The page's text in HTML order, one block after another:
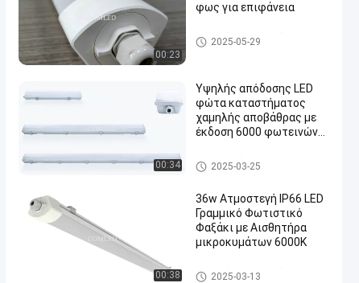
00:23
φως για επιφάνεια
Ελαφρύ φωτιστικό LED
2025-05-29
00:34
Υψηλής απόδοσης LED
φώτα καταστήματος
χαμηλής αποβάθρας με
έκδοση 6000 φωτεινών
εργαστήρια και εμπορική
αποθήκευση, ανθεκτικά
Ανθεκτικό σε καιρικά φαινόμ
ενα
2025-03-25
00:38
36w Ατμοστεγή IP66 LED
Γραμμικό Φωτιστικό
Φαξάκι με Αισθητήρα
μικροκυμάτων 6000K
Ελαφρύ φωτιστικό LED
2025-03-13